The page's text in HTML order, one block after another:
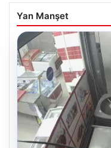
Yan Manşet